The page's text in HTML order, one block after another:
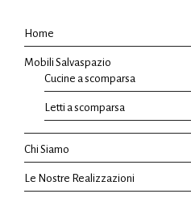
Home
Mobili Salvaspazio
Cucine a scomparsa
Letti a scomparsa
Chi Siamo
Le Nostre Realizzazioni